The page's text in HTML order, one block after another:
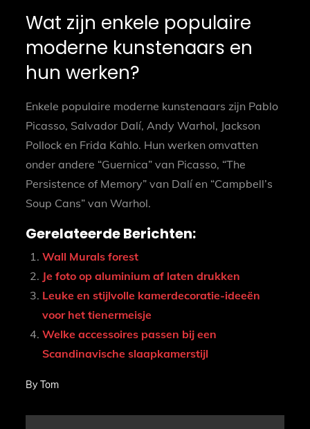
Wat zijn enkele populaire
moderne kunstenaars en
hun werken?
Enkele populaire moderne kunstenaars zijn Pablo
Picasso, Salvador Dalí, Andy Warhol, Jackson
Pollock en Frida Kahlo. Hun werken omvatten
onder andere “Guernica” van Picasso, “The
Persistence of Memory” van Dalí en “Campbell’s
Soup Cans” van Warhol.
Gerelateerde Berichten:
Wall Murals forest
Je foto op aluminium af laten drukken
Leuke en stijlvolle kamerdecoratie-ideeën
voor het tienermeisje
Welke accessoires passen bij een
Scandinavische slaapkamerstijl
ByTom